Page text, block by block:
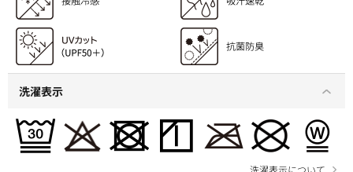
洗濯表示
洗濯表示について